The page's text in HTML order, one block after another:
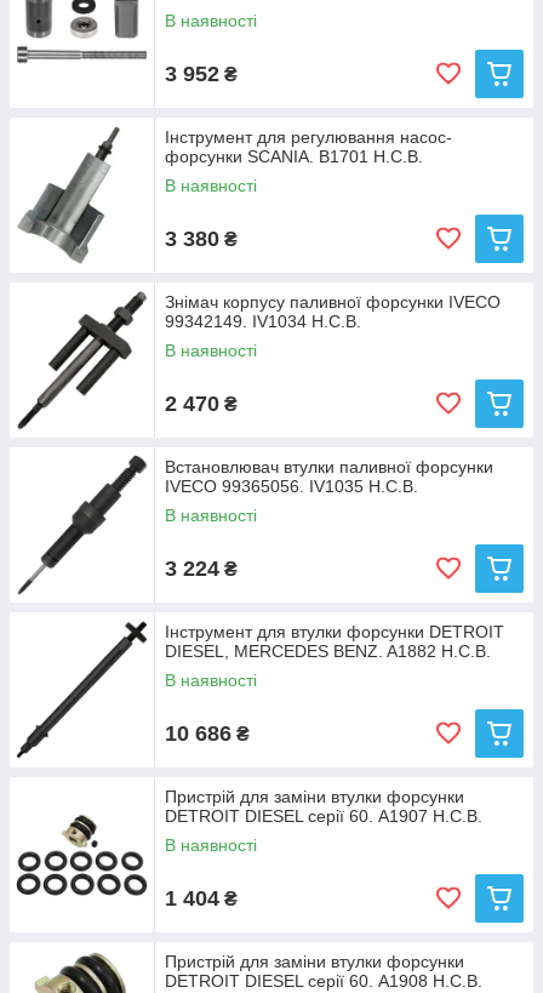
В наявності
3 952 ₴
Інструмент для регулювання насос-
форсунки SCANIA. B1701 H.C.B.
В наявності
3 380 ₴
Знімач корпусу паливної форсунки IVECO
99342149. IV1034 Н.С.В.
В наявності
2 470 ₴
Встановлювач втулки паливної форсунки
IVECO 99365056. IV1035 Н.С.В.
В наявності
3 224 ₴
Інструмент для втулки форсунки DETROIT
DIESEL, MERCEDES BENZ. A1882 H.C.B.
В наявності
10 686 ₴
Пристрій для заміни втулки форсунки
DETROIT DIESEL серії 60. A1907 H.C.B.
В наявності
1 404 ₴
Пристрій для заміни втулки форсунки
DETROIT DIESEL серії 60. A1908 H.C.B.